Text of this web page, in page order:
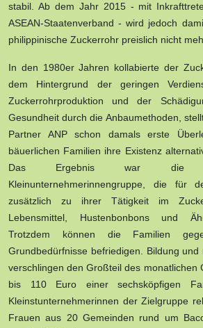
stabil. Ab dem Jahr 2015 - mit
ASEAN-Staatenverband - wird jedoch
philippinische Zuckerrohr preislich nicht
In den 1980er Jahren kollabierte der
dem Hintergrund der geringen
Zuckerrohrproduktion und der
Gesundheit durch die Anbaumethoden,
Partner ANP schon damals erste
bäuerlichen Familien ihre Existenz
Das Ergebnis war die
Kleinunternehmerinnengruppe, die für
zusätzlich zu ihrer Tätigkeit im
Lebensmittel, Hustenbonbons und
Trotzdem können die Familien
Grundbedürfnisse befriedigen. Bildung
verschlingen den Großteil des monatlichen
bis 110 Euro einer sechsköpfigen
Kleinstunternehmerinnen der Zielgruppe
Frauen aus 20 Gemeinden rund um